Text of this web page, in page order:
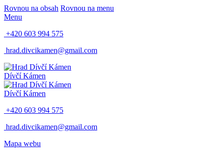
Rovnou na obsah Rovnou na menu
Menu
+420 603 994 575
hrad.divcikamen@gmail.com
Dívčí Kámen
Dívčí Kámen
+420 603 994 575
hrad.divcikamen@gmail.com
Mapa webu